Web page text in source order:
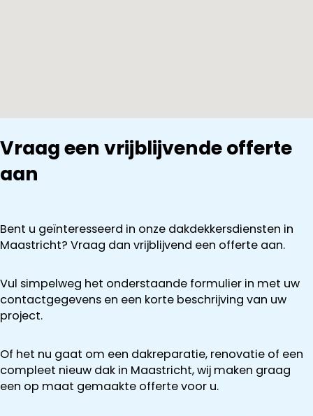
Vraag een vrijblijvende offerte
aan
Bent u geïnteresseerd in onze dakdekkersdiensten in
Maastricht? Vraag dan vrijblijvend een offerte aan.
Vul simpelweg het onderstaande formulier in met uw
contactgegevens en een korte beschrijving van uw
project.
Of het nu gaat om een dakreparatie, renovatie of een
compleet nieuw dak in Maastricht, wij maken graag
een op maat gemaakte offerte voor u.